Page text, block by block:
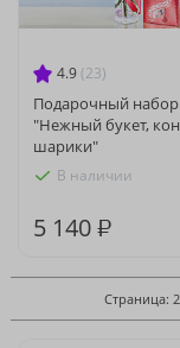
4.9 (23)
Подарочный набор
"Нежный букет,
шарики"
В наличии
5 140 ₽
Страница: